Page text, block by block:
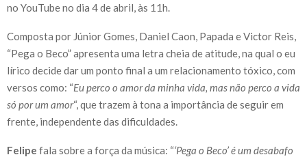
no YouTube no dia 4 de abril, às 11h.
Composta por Júnior Gomes, Daniel Caon, Papada e Victor Reis,
“Pega o Beco” apresenta uma letra cheia de atitude, na qual o eu
lírico decide dar um ponto final a um relacionamento tóxico, com
versos como: “Eu perco o amor da minha vida, mas não perco a vida
só por um amor“, que trazem à tona a importância de seguir em
frente, independente das dificuldades.
Felipe fala sobre a força da música: “‘Pega o Beco’ é um desabafo